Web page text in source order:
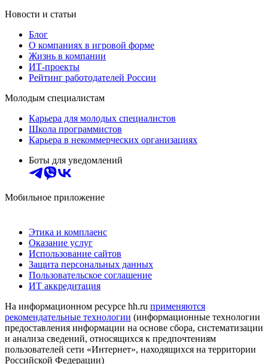
Новости и статьи
Блог
О компаниях в игровой форме
Жизнь в компании
ИТ-проекты
Рейтинг работодателей России
Молодым специалистам
Карьера для молодых специалистов
Школа программистов
Карьера в некоммерческих организациях
Боты для уведомлений
Мобильное приложение
Этика и комплаенс
Оказание услуг
Использование сайтов
Защита персональных данных
Пользовательское соглашение
ИТ аккредитация
На информационном ресурсе hh.ru применяются
рекомендательные технологии (информационные технологии
предоставления информации на основе сбора, систематизации
и анализа сведений, относящихся к предпочтениям
пользователей сети «Интернет», находящихся на территории
Российской Федерации)